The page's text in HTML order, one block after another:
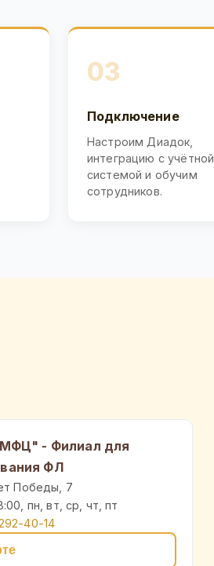
03
Подключение
Настроим Диадок,
интеграцию с учётной
системой и обучим
сотрудников.
- Филиал для
ФЛ
Победы, 7
пн, вт, ср, чт, пт
40-14